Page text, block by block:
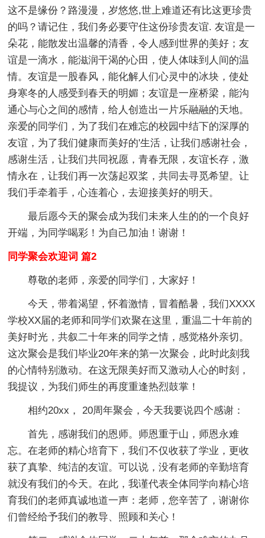
这不是缘份？路漫漫，岁悠悠,世上难道还有比这更珍贵
的吗？请记住，我们务必要守住这份珍贵友谊. 友谊是一
朵花，能散发出温馨的清香，令人感到世界的美好；友
谊是一滴水，能滋润干渴的心田，使人体味到人间的温
情。友谊是一股春风，能化解人们心灵中的冰块，使处
身寒冬的人感受到春天的明媚；友谊是一座桥梁，能沟
通心与心之间的感情，给人创造出一片乐融融的天地。
亲爱的同学们，为了我们在难忘的校园中结下的深厚的
友谊，为了我们健康而美好的'生活，让我们感谢社会，
感谢生活，让我们共同祝愿，青春无限，友谊长存，激
情永在，让我们再一次荡起双桨，共同去寻觅希望。让
我们手牵着手，心连着心，去迎接美好的明天。
最后愿今天的聚会成为我们未来人生的的一个良好
开端，为同学喝彩！为自己加油！谢谢！
同学聚会欢迎词 篇2
尊敬的老师，亲爱的同学们，大家好！
今天，带着渴望，怀着激情，冒着酷暑，我们XXXX
学校XX届的老师和同学们欢聚在这里，重温二十年前的
美好时光，共叙二十年来的同学之情，感觉格外亲切。
这次聚会是我们毕业20年来的第一次聚会，此时此刻我
的心情特别激动。在这无限美好而又激动人心的时刻，
我提议，为我们师生的再度重逢热烈鼓掌！
相约20xx， 20周年聚会，今天我要说四个感谢：
首先，感谢我们的恩师。师恩重于山，师恩永难
忘。在老师的精心培育下，我们不仅收获了学业，更收
获了真挚、纯洁的友谊。可以说，没有老师的辛勤培育
就没有我们的今天。在此，我谨代表全体同学向精心培
育我们的老师真诚地道一声：老师，您辛苦了，谢谢你
们曾经给予我们的教导、照顾和关心！